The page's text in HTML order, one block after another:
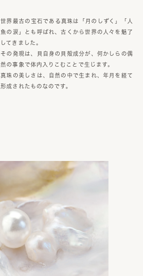
世界最古の宝石である真珠は「月のしずく」「人
魚の涙」とも呼ばれ、古くから世界の人々を魅了
してきました。
その発現は、貝自身の貝殻成分が、何かしらの偶
然の事象で体内入りこむことで生じます。
真珠の美しさは、自然の中で生まれ、年月を経て
形成されたものなのです。